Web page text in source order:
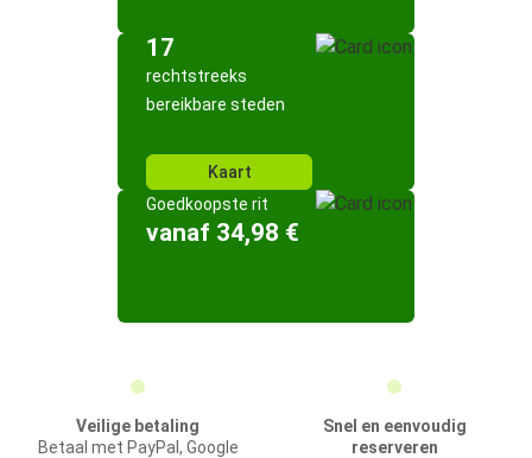
17
rechtstreeks
bereikbare steden
Kaart
Goedkoopste rit
vanaf 34,98 €
Veilige betaling
Betaal met PayPal, Google
Snel en eenvoudig
reserveren